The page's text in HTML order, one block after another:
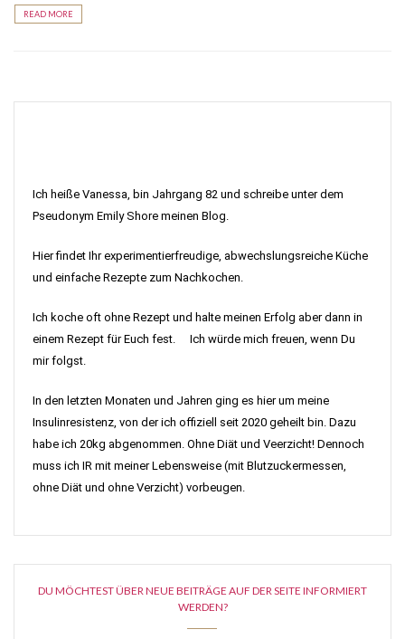
READ MORE
Ich heiße Vanessa, bin Jahrgang 82 und schreibe unter dem
Pseudonym Emily Shore meinen Blog.
Hier findet Ihr experimentierfreudige, abwechslungsreiche Küche
und einfache Rezepte zum Nachkochen.
Ich koche oft ohne Rezept und halte meinen Erfolg aber dann in
einem Rezept für Euch fest. Ich würde mich freuen, wenn Du
mir folgst.
In den letzten Monaten und Jahren ging es hier um meine
Insulinresistenz, von der ich offiziell seit 2020 geheilt bin. Dazu
habe ich 20kg abgenommen. Ohne Diät und Veerzicht! Dennoch
muss ich IR mit meiner Lebensweise (mit Blutzuckermessen,
ohne Diät und ohne Verzicht) vorbeugen.
DU MÖCHTEST ÜBER NEUE BEITRÄGE AUF DER SEITE INFORMIERT
WERDEN?